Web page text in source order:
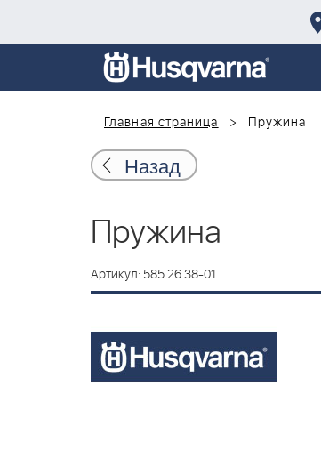
Главная страница
Пружина
Назад
Пружина
Артикул: 585 26 38-01